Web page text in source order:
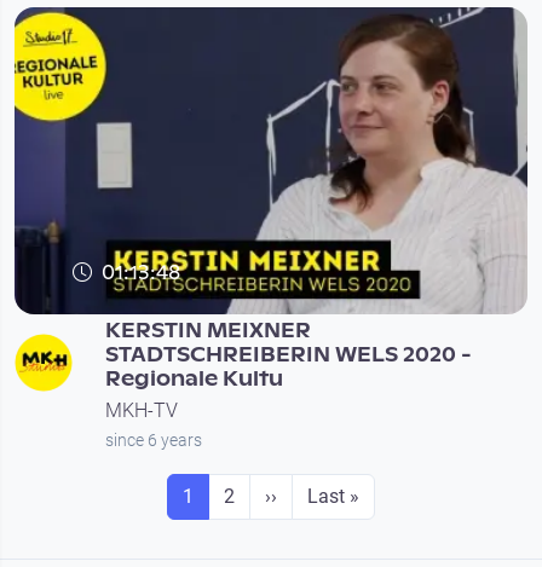
01:13:48
KERSTIN MEIXNER
STADTSCHREIBERIN WELS 2020 -
Regionale Kultu
MKH-TV
since 6 years
Seitennummerierung
Seite
1 Seite
2 Next page
›› Last page
Last »